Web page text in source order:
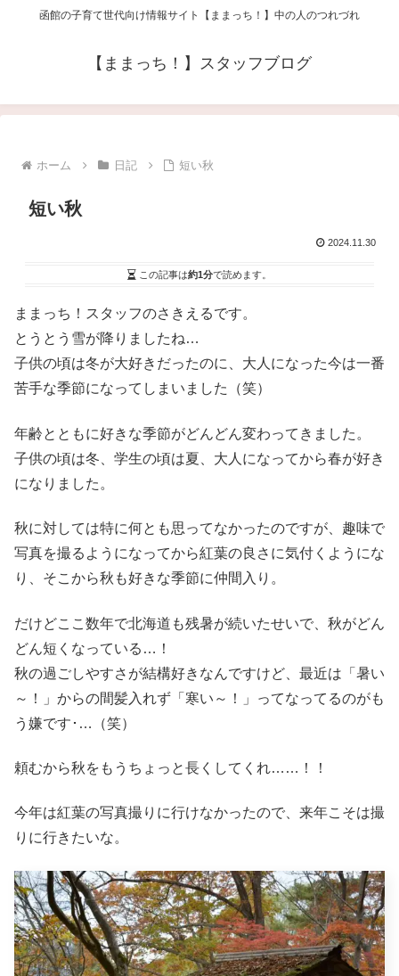
函館の子育て世代向け情報サイト【ままっち！】中の人のつれづれ
【ままっち！】スタッフブログ
ホーム 日記 短い秋
短い秋
2024.11.30
この記事は約1分で読めます。
ままっち！スタッフのさきえるです。
とうとう雪が降りましたね…
子供の頃は冬が大好きだったのに、大人になった今は一番
苦手な季節になってしまいました（笑）
年齢とともに好きな季節がどんどん変わってきました。
子供の頃は冬、学生の頃は夏、大人になってから春が好き
になりました。
秋に対しては特に何とも思ってなかったのですが、趣味で
写真を撮るようになってから紅葉の良さに気付くようにな
り、そこから秋も好きな季節に仲間入り。
だけどここ数年で北海道も残暑が続いたせいで、秋がどん
どん短くなっている…！
秋の過ごしやすさが結構好きなんですけど、最近は「暑い
～！」からの間髪入れず「寒い～！」ってなってるのがも
う嫌です･…（笑）
頼むから秋をもうちょっと長くしてくれ……！！
今年は紅葉の写真撮りに行けなかったので、来年こそは撮
りに行きたいな。